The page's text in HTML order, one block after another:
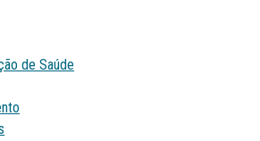
de Saúde